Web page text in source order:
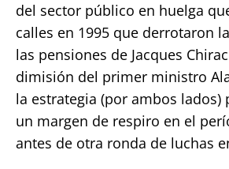
del sector público en huelga
calles en 1995 que derrotaron
las pensiones de Jacques
dimisión del primer ministro
la estrategia (por ambos lados)
un margen de respiro en el
antes de otra ronda de luchas